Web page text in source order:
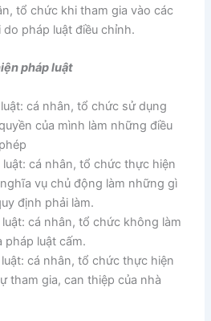
tổ chức khi tham gia vào các
do pháp luật điều chỉnh.
pháp luật
cá nhân, tổ chức sử dụng
của mình làm những điều
cá nhân, tổ chức thực hiện
vụ chủ động làm những gì
định phải làm.
cá nhân, tổ chức không làm
pháp luật cấm.
cá nhân, tổ chức thực hiện
tham gia, can thiệp của nhà